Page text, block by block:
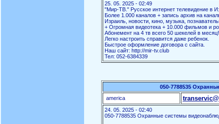
25. 05. 2025 - 02:49
"Мир-ТВ." Русское интернет телевидение в
Более 1.000 каналов + запись архив на
Израиль, новости, кино, музыка,
+ Огромная видеотека + 10.000 фильмов и
Абонемент на 4 тв всего 50 шекелей в месяц!
Легко настроить справится даже ребенок.
Быстрое оформление договора с сайта.
Наш сайт: http://mir-tv.club
Тел: 052-6384339
050-7788535
america
24. 05. 2025 - 02:40
050-7788535 Охранные системы